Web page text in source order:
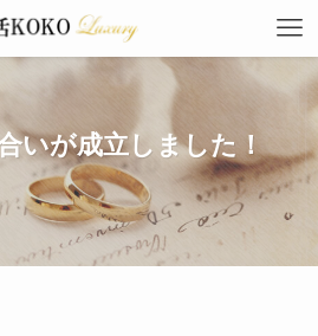
いが成立しました！